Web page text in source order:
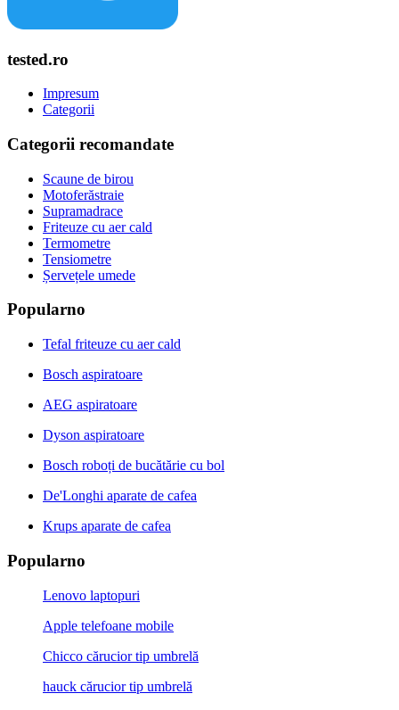
tested.ro
Impresum
Categorii
Categorii recomandate
Scaune de birou
Motoferăstraie
Supramadrace
Friteuze cu aer cald
Termometre
Tensiometre
Șervețele umede
Popularno
Tefal friteuze cu aer cald
Bosch aspiratoare
AEG aspiratoare
Dyson aspiratoare
Bosch roboți de bucătărie cu bol
De'Longhi aparate de cafea
Krups aparate de cafea
Popularno
Lenovo laptopuri
Apple telefoane mobile
Chicco cărucior tip umbrelă
hauck cărucior tip umbrelă